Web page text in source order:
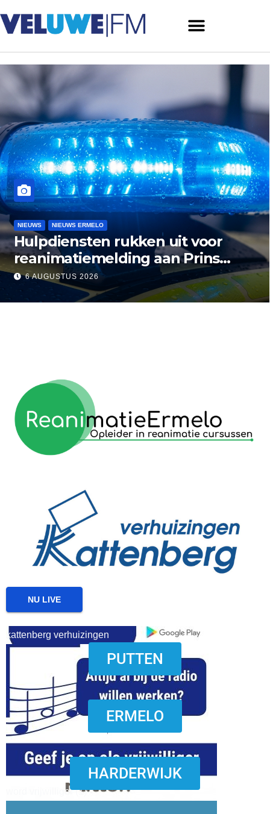
uit voor
aan Prins
Ermelo
Museum Het
zoekt
visser
6 AUGUSTUS 2026
reanimatie ermelo
download onzze App
kattenberg verhuizingen
word vrijwilliger (1)
NU LIVE
PUTTEN
ERMELO
HARDERWIJK